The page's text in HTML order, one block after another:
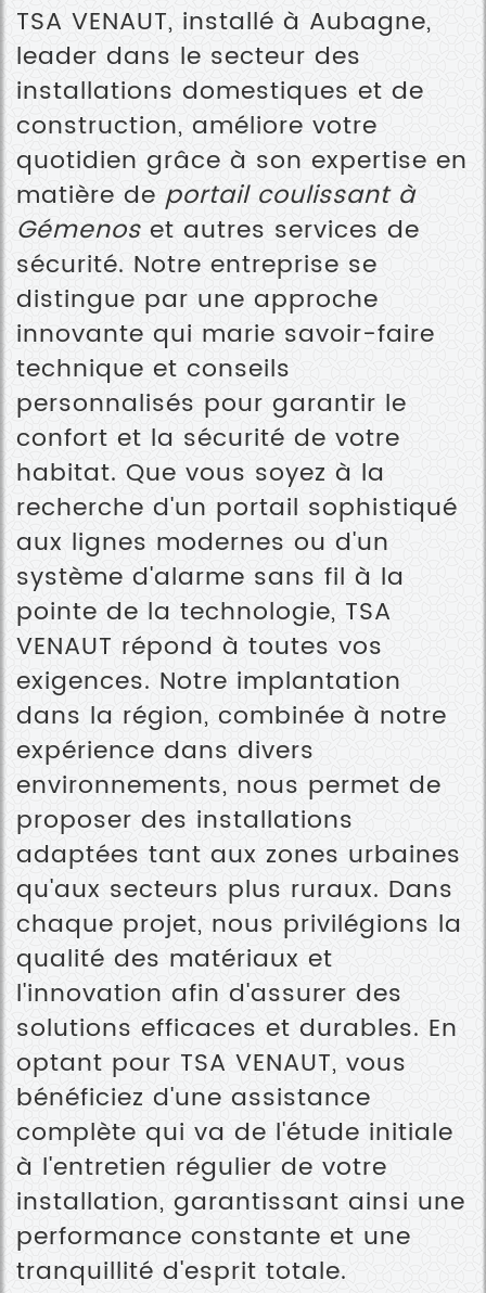
TSA VENAUT, installé à Aubagne,
leader dans le secteur des
installations domestiques et de
construction, améliore votre
quotidien grâce à son expertise en
matière de portail coulissant à
Gémenos et autres services de
sécurité. Notre entreprise se
distingue par une approche
innovante qui marie savoir-faire
technique et conseils
personnalisés pour garantir le
confort et la sécurité de votre
habitat. Que vous soyez à la
recherche d'un portail sophistiqué
aux lignes modernes ou d'un
système d'alarme sans fil à la
pointe de la technologie, TSA
VENAUT répond à toutes vos
exigences. Notre implantation
dans la région, combinée à notre
expérience dans divers
environnements, nous permet de
proposer des installations
adaptées tant aux zones urbaines
qu'aux secteurs plus ruraux. Dans
chaque projet, nous privilégions la
qualité des matériaux et
l'innovation afin d'assurer des
solutions efficaces et durables. En
optant pour TSA VENAUT, vous
bénéficiez d'une assistance
complète qui va de l'étude initiale
à l'entretien régulier de votre
installation, garantissant ainsi une
performance constante et une
tranquillité d'esprit totale.